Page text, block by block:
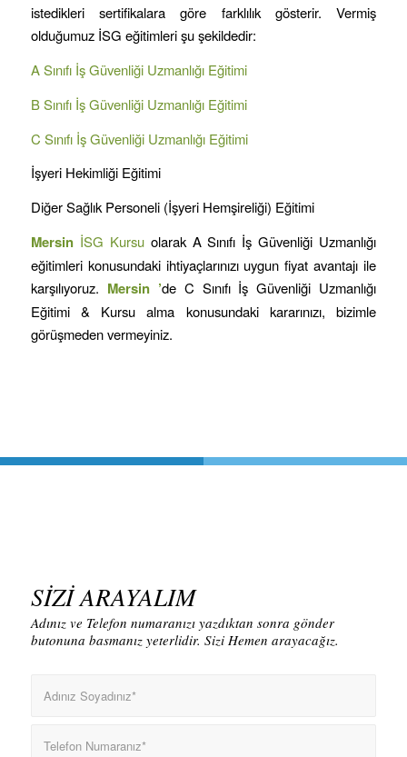
istedikleri sertifikalara göre farklılık gösterir. Vermiş
olduğumuz İSG eğitimleri şu şekildedir:
A Sınıfı İş Güvenliği Uzmanlığı Eğitimi
B Sınıfı İş Güvenliği Uzmanlığı Eğitimi
C Sınıfı İş Güvenliği Uzmanlığı Eğitimi
İşyeri Hekimliği Eğitimi
Diğer Sağlık Personeli (İşyeri Hemşireliği) Eğitimi
Mersin İSG Kursuolarak A Sınıfı İş Güvenliği Uzmanlığı
eğitimleri konusundaki ihtiyaçlarınızı uygun fiyat avantajı ile
karşılıyoruz. Mersin ’de C Sınıfı İş Güvenliği Uzmanlığı
Eğitimi & Kursu alma konusundaki kararınızı, bizimle
görüşmeden vermeyiniz.
SİZİ ARAYALIM
Adınız ve Telefon numaranızı yazdıktan sonra gönder
butonuna basmanız yeterlidir. Sizi Hemen arayacağız.